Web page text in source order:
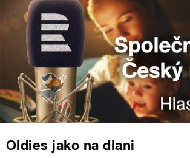
Oldies jako na dlani